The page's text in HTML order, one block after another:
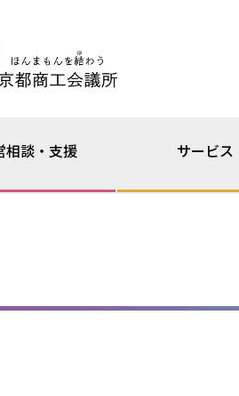
相談・支援 サービス